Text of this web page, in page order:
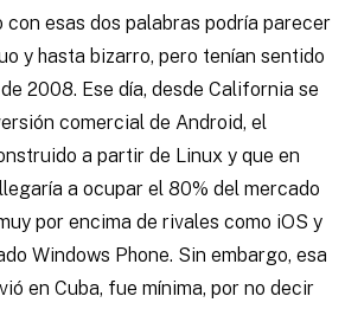
con esas dos palabras podría parecer
y hasta bizarro, pero tenían sentido
2008. Ese día, desde California se
comercial de Android, el
a partir de Linux y que en
a ocupar el 80% del mercado
por encima de rivales como iOS y
Windows Phone. Sin embargo, esa
en Cuba, fue mínima, por no decir